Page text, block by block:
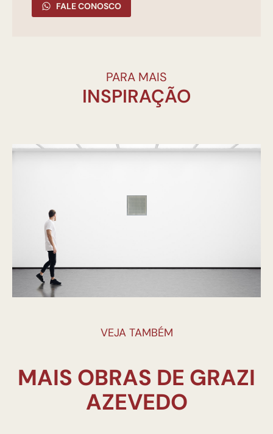
FALE CONOSCO
PARA MAIS
INSPIRAÇÃO
VEJA TAMBÉM
MAIS OBRAS DE GRAZI